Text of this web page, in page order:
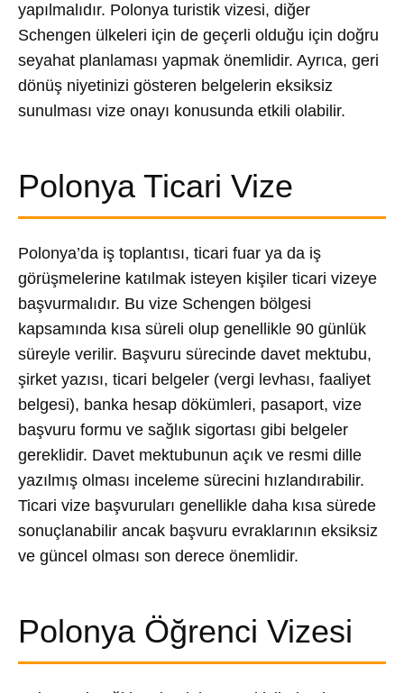
yapılmalıdır. Polonya turistik vizesi, diğer
Schengen ülkeleri için de geçerli olduğu için doğru
seyahat planlaması yapmak önemlidir. Ayrıca, geri
dönüş niyetinizi gösteren belgelerin eksiksiz
sunulması vize onayı konusunda etkili olabilir.
Polonya Ticari Vize
Polonya’da iş toplantısı, ticari fuar ya da iş
görüşmelerine katılmak isteyen kişiler ticari vizeye
başvurmalıdır. Bu vize Schengen bölgesi
kapsamında kısa süreli olup genellikle 90 günlük
süreyle verilir. Başvuru sürecinde davet mektubu,
şirket yazısı, ticari belgeler (vergi levhası, faaliyet
belgesi), banka hesap dökümleri, pasaport, vize
başvuru formu ve sağlık sigortası gibi belgeler
gereklidir. Davet mektubunun açık ve resmi dille
yazılmış olması inceleme sürecini hızlandırabilir.
Ticari vize başvuruları genellikle daha kısa sürede
sonuçlanabilir ancak başvuru evraklarının eksiksiz
ve güncel olması son derece önemlidir.
Polonya Öğrenci Vizesi